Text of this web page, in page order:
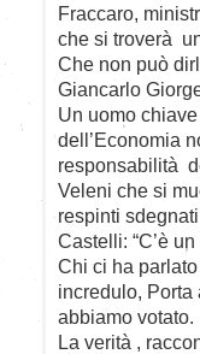
Fraccaro,
che si troverà
Che non può
Giancarlo
Un uomo
dell’Economia
responsabilità
Veleni che si
respinti
Castelli: “C’è
Chi ci ha
incredulo, Porta
abbiamo votato.
La verità ,